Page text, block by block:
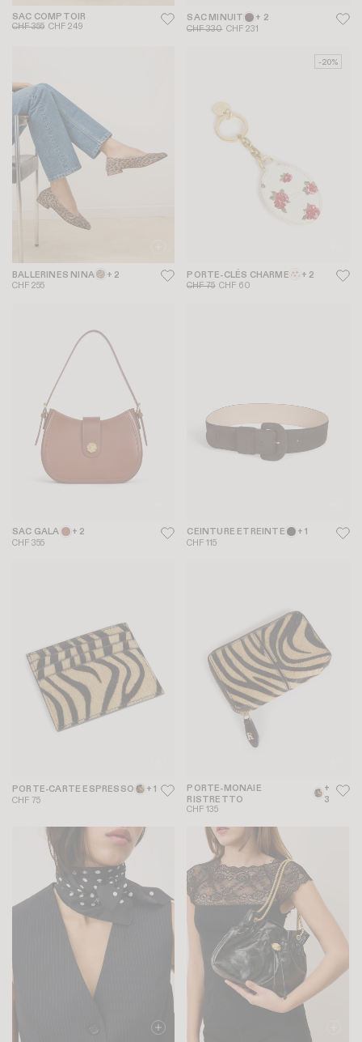
SAC COMPTOIR
CHF 355 CHF 249
SAC MINUIT + 2
CHF 330 CHF 231
BALLERINES NINA + 2
CHF 255
-20%
PORTE-CLÉS CHARME + 2
CHF 75 CHF 60
SAC GALA + 2
CHF 355
CEINTURE ETREINTE + 1
CHF 115
PORTE-CARTE ESPRESSO + 1
CHF 75
PORTE-MONAIE
RISTRETTO
+
3
CHF 135